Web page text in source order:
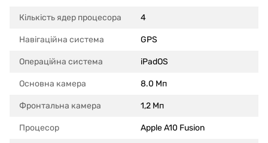
Кількість ядер процесора 4
Навігаційна система GPS
Операційна система iPadOS
Основна камера 8.0 Мп
Фронтальна камера 1,2 Мп
Процесор Apple A10 Fusion